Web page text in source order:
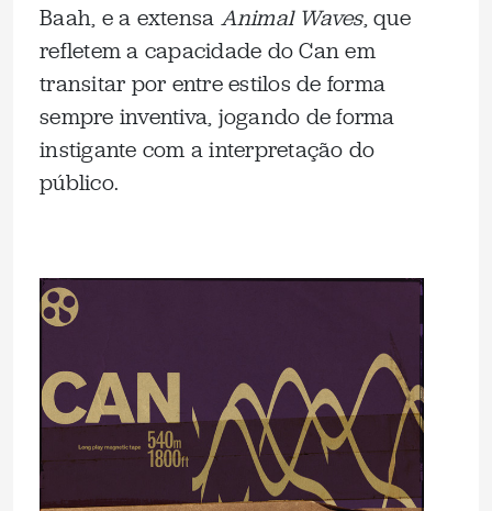
Baah, e a extensa Animal Waves, que
refletem a capacidade do Can em
transitar por entre estilos de forma
sempre inventiva, jogando de forma
instigante com a interpretação do
público.